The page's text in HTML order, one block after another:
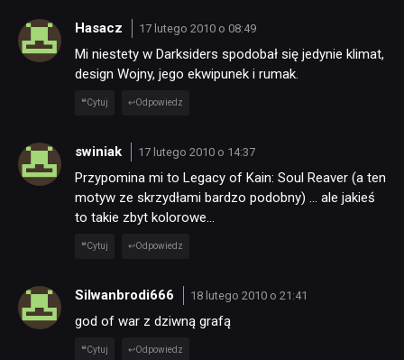
Hasacz 17 lutego 2010 o 08:49
Mi niestety w Darksiders spodobał się jedynie klimat,
design Wojny, jego ekwipunek i rumak.
Cytuj Odpowiedz
swiniak 17 lutego 2010 o 14:37
Przypomina mi to Legacy of Kain: Soul Reaver (a ten
motyw ze skrzydłami bardzo podobny) … ale jakieś
to takie zbyt kolorowe…
Cytuj Odpowiedz
Silwanbrodi666 18 lutego 2010 o 21:41
god of war z dziwną grafą
Cytuj Odpowiedz